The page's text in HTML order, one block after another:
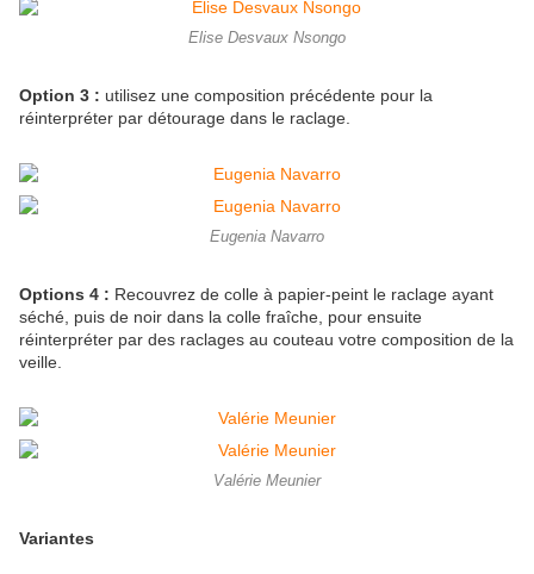
Elise Desvaux Nsongo
Option 3 : utilisez une composition précédente pour la
réinterpréter par détourage dans le raclage.
Eugenia Navarro
Options 4 : Recouvrez de colle à papier-peint le raclage ayant
séché, puis de noir dans la colle fraîche, pour ensuite
réinterpréter par des raclages au couteau votre composition de la
veille.
Valérie Meunier
Variantes